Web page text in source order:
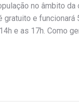
no âmbito da
e funcionará
e as 17h. Como